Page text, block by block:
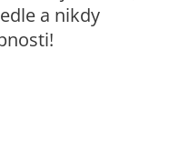
a nikdy